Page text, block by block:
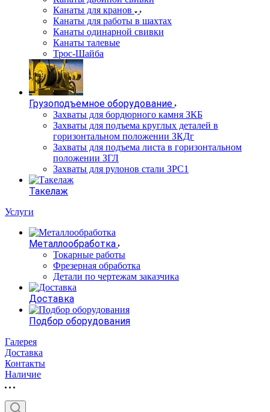
Канаты для кранов
Канаты для работы в шахтах
Канаты одинарной свивки
Канаты талевые
Трос-Шайба
Грузоподъемное оборудование
Захваты для бордюрного камня ЗКБ
Захваты для подъема круглых деталей в
горизонтальном положении ЗКДг
Захваты для подъема листа в горизонтальном
положении ЗГЛ
Захваты для рулонов стали ЗРС1
Такелаж
Услуги
Металлообработка
Токарные работы
Фрезерная обработка
Детали по чертежам заказчика
Доставка
Подбор оборудования
Галерея
Доставка
Контакты
Наличие